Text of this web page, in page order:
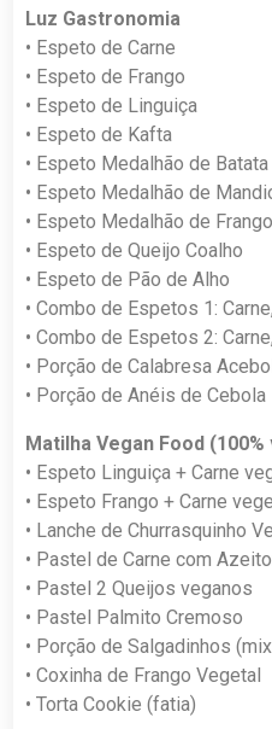
Luz Gastronomia
• Espeto de Carne
• Espeto de Frango
• Espeto de Linguiça
• Espeto de Kafta
• Espeto Medalhão de Batata
• Espeto Medalhão de
• Espeto Medalhão de Frango
• Espeto de Queijo Coalho
• Espeto de Pão de Alho
• Combo de Espetos 1:
• Combo de Espetos 2:
• Porção de Calabresa
• Porção de Anéis de Cebola
Matilha Vegan Food
• Espeto Linguiça + Carne
• Espeto Frango + Carne
• Lanche de Churrasquinho
• Pastel de Carne com
• Pastel 2 Queijos veganos
• Pastel Palmito Cremoso
• Porção de Salgadinhos
• Coxinha de Frango Vegetal
• Torta Cookie (fatia)